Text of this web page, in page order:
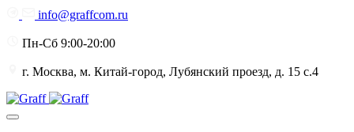
info@graffcom.ru
Пн-Сб 9:00-20:00
г. Москва, м. Китай-город, Лубянский проезд, д. 15 с.4